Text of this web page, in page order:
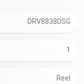
DRV8838DSG
1
Reel